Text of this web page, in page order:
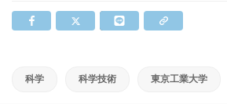
科学 科学技術 東京工業大学